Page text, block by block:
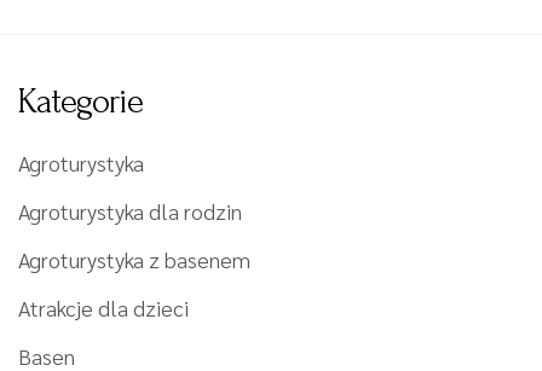
Kategorie
Agroturystyka
Agroturystyka dla rodzin
Agroturystyka z basenem
Atrakcje dla dzieci
Basen